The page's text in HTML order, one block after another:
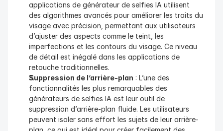
applications de générateur de selfies IA utilisent
des algorithmes avancés pour améliorer les traits du
visage avec précision, permettant aux utilisateurs
d’ajuster des aspects comme le teint, les
imperfections et les contours du visage. Ce niveau
de détail est inégalé dans les applications de
retouche traditionnelles.
Suppression de l’arrière-plan : L’une des
fonctionnalités les plus remarquables des
générateurs de selfies IA est leur outil de
suppression d’arrière-plan fluide. Les utilisateurs
peuvent isoler sans effort les sujets de leur arrière-